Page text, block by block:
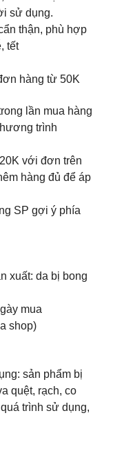
sử dụng.
thận, phù hợp
tết
hàng từ 50K
lần mua hàng
trình
với đơn trên
hàng đủ để áp
SP gợi ý phía
xuất: da bị bong
mua
shop)
sản phẩm bị
quệt, rạch, co
trình sử dụng,